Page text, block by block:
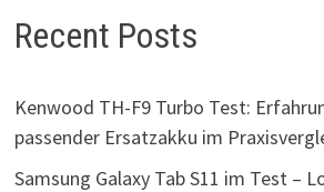
Recent Posts
Kenwood TH-F9 Turbo Test:
passender Ersatzakku im
Samsung Galaxy Tab S11 im Test –